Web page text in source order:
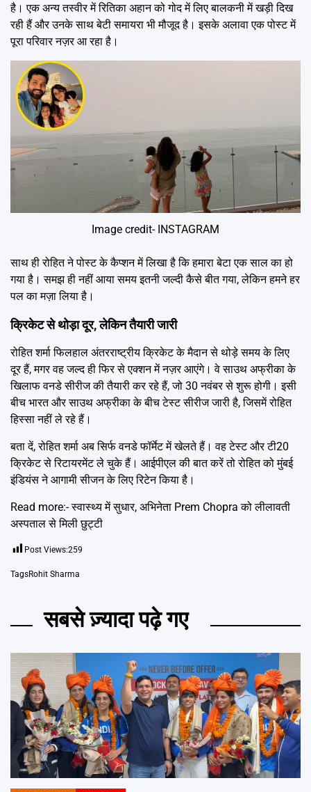
है। एक अन्य तस्वीर में रितिका अहान को गोद में लिए बालकनी में खड़ी दिख
रही हैं और उनके साथ बेटी समायरा भी मौजूद है। इसके अलावा एक पोस्ट में
पूरा परिवार नज़र आ रहा है।
Image credit- INSTAGRAM
साथ ही रोहित ने पोस्ट के कैप्शन में लिखा है कि हमारा बेटा एक साल का हो
गया है। समझ ही नहीं आया समय इतनी जल्दी कैसे बीत गया, लेकिन हमने हर
पल का मज़ा लिया है।
क्रिकेट से थोड़ा दूर, लेकिन तैयारी जारी
रोहित शर्मा फिलहाल अंतरराष्ट्रीय क्रिकेट के मैदान से थोड़े समय के लिए
दूर हैं, मगर वह जल्द ही फिर से एक्शन में नज़र आएंगे। वे साउथ अफ्रीका के
खिलाफ वनडे सीरीज की तैयारी कर रहे हैं, जो 30 नवंबर से शुरू होगी। इसी
बीच भारत और साउथ अफ्रीका के बीच टेस्ट सीरीज जारी है, जिसमें रोहित
हिस्सा नहीं ले रहे हैं।
बता दें, रोहित शर्मा अब सिर्फ वनडे फॉर्मेट में खेलते हैं। वह टेस्ट और टी20
क्रिकेट से रिटायरमेंट ले चुके हैं। आईपीएल की बात करें तो रोहित को मुंबई
इंडियंस ने आगामी सीजन के लिए रिटेन किया है।
Read more:-स्वास्थ्य में सुधार, अभिनेता Prem Chopra को लीलावती
अस्पताल से मिली छुट्टी
Post Views:259
TagsRohit Sharma
सबसे ज़्यादा पढ़े गए